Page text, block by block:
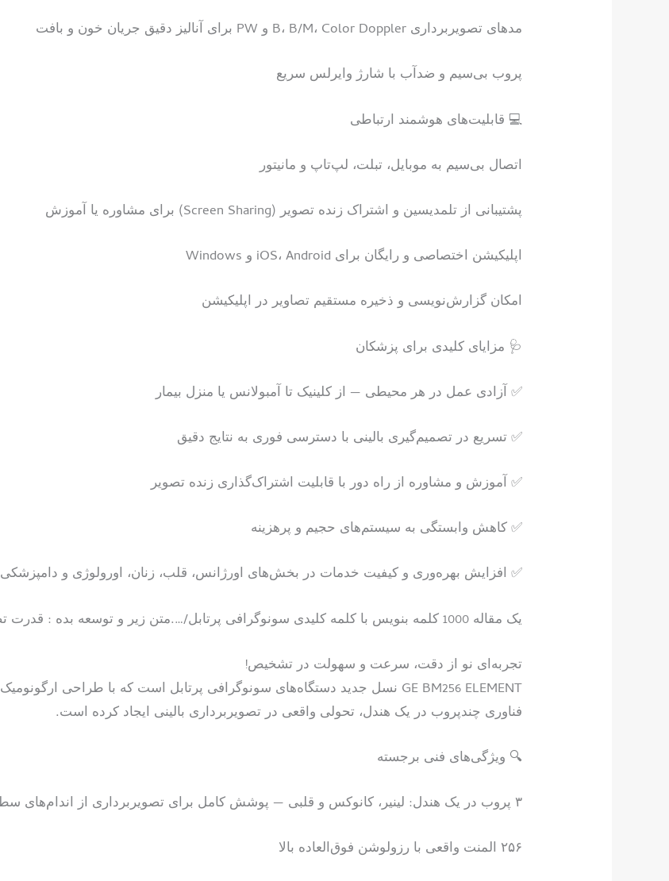
مدهای تصویربرداری B، B/M، Color Doppler و PW برای آنالیز دقیق جریان خون و بافت
پروب بی‌سیم و ضدآب با شارژ وایرلس سریع
💻 قابلیت‌های هوشمند ارتباطی
اتصال بی‌سیم به موبایل، تبلت، لپ‌تاپ و مانیتور
پشتیبانی از تلمدیسین و اشتراک زنده تصویر (Screen Sharing) برای مشاوره یا آموزش
اپلیکیشن اختصاصی و رایگان برای iOS، Android و Windows
امکان گزارش‌نویسی و ذخیره مستقیم تصاویر در اپلیکیشن
🩺 مزایای کلیدی برای پزشکان
✅ آزادی عمل در هر محیطی — از کلینیک تا آمبولانس یا منزل بیمار
✅ تسریع در تصمیم‌گیری بالینی با دسترسی فوری به نتایج دقیق
✅ آموزش و مشاوره از راه دور با قابلیت اشتراک‌گذاری زنده تصویر
✅ کاهش وابستگی به سیستم‌های حجیم و پرهزینه
✅ افزایش بهره‌وری و کیفیت خدمات در بخش‌های اورژانس، قلب، زنان، اورولوژی و دامپزشکی
یک مقاله 1000 کلمه بنویس با کلمه کلیدی سونوگرافی پرتابل/….متن زیر و توسعه بده : قدرت تصویربرداری در کف دستان شما
تجربه‌ای نو از دقت، سرعت و سهولت در تشخیص!
فناوری چندپروب در یک هندل، تحولی واقعی در تصویربرداری بالینی ایجاد کرده است.
🔍 ویژگی‌های فنی برجسته
۳ پروب در یک هندل: لینیر، کانوکس و قلبی — پوشش کامل برای تصویربرداری از اندام‌های سطحی، داخلی و قلبی
۲۵۶ المنت واقعی با رزولوشن فوق‌العاده بالا